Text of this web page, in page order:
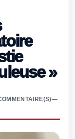
»
—